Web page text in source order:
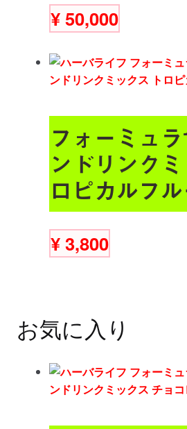
¥50,000
フォーミュ
ンドリンク
ロピカルフ
¥3,800
お気に入り